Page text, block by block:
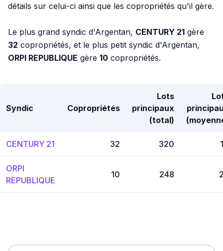
détails sur celui-ci ainsi que les copropriétés qu'il gère.
Le plus grand syndic d'Argentan, CENTURY 21 gère
32 copropriétés, et le plus petit syndic d'Argentan,
ORPI REPUBLIQUE gère 10 copropriétés.
Syndic Copropriétés
Lots
principaux
(total)
CENTURY 21 32 320
ORPI
REPUBLIQUE
10 248